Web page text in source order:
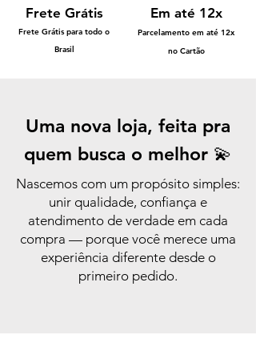
Frete Grátis
Frete Grátis para todo o
Brasil
Em até 12x
Parcelamento em até 12x
no Cartão
Uma nova loja, feita pra
quem busca o melhor 💫
Nascemos com um propósito simples:
unir qualidade, confiança e
atendimento de verdade em cada
compra — porque você merece uma
experiência diferente desde o
primeiro pedido.